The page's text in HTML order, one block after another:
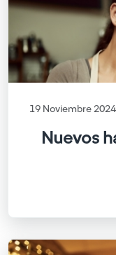
19 Noviembre 2024
Nuevos